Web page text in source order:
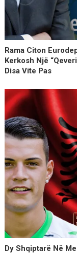
Rama Citon
Kerkosh Një
Disa Vite Pas
Dy Shqiptarë Në